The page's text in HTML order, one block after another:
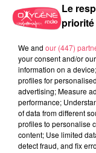
Le
priorité
We and our (447)
your consent and/or
information on a
profiles for
advertising; Measure
performance;
of data from different
profiles to personalise
content; Use limited
detect fraud, and fix